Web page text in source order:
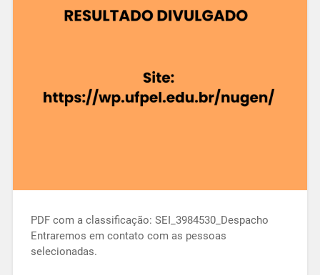
PDF com a classificação: SEI_3984530_Despacho
Entraremos em contato com as pessoas
selecionadas.